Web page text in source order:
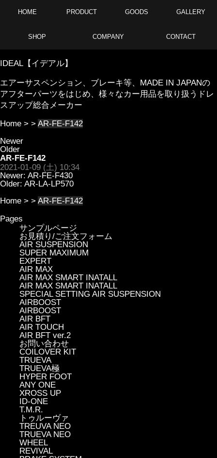
HOME PRODUCT GOODS GALLERY
SHOP COMPANY CONTACT
IDEAL【イデアル】
エアーサスペンション、ブレーキ等、MADE IN JAPANの
アフターパーツをはじめ、様々なカー用品を取り扱うドレ
スアップ総合メーカー
Home > > AR-FE-F142
Newer
Older
AR-FE-F142
2021-01-09 (土) 10:34
Newer: AR-FE-F430
Older: AR-LA-LP570
Home > > AR-FE-F142
Pages
サンプルページ
お見積り/ご注文フォーム
AIR SUSPENSION
SUPER MAXIMUM
EXPERT
AIR MAX
AIR MAX SMART INATALL
AIR MAX SMART INATALL
SPECIAL SETTING AIR SUSPENSION
AIRBOOST
AIRBOOST
AIR BFT
AIR TOUCH
AIR BFT ver.2
お問い合わせ
COILOVER KIT
TRUEVA
TRUEVA極
HYPER FOOT
ANY ONE
XROSS UP
ID-ONE
T.M.R.
トゥルーヴァ
TREUVA NEO
TRUEVA NEO
WHEEL
REVIVAL